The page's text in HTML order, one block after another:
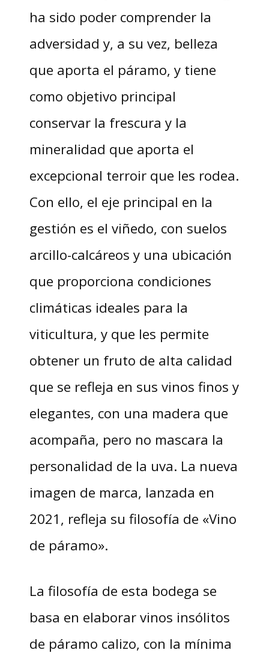
ha sido poder comprender la
adversidad y, a su vez, belleza
que aporta el páramo, y tiene
como objetivo principal
conservar la frescura y la
mineralidad que aporta el
excepcional terroir que les rodea.
Con ello, el eje principal en la
gestión es el viñedo, con suelos
arcillo-calcáreos y una ubicación
que proporciona condiciones
climáticas ideales para la
viticultura, y que les permite
obtener un fruto de alta calidad
que se refleja en sus vinos finos y
elegantes, con una madera que
acompaña, pero no mascara la
personalidad de la uva. La nueva
imagen de marca, lanzada en
2021, refleja su filosofía de «Vino
de páramo».
La filosofía de esta bodega se
basa en elaborar vinos insólitos
de páramo calizo, con la mínima